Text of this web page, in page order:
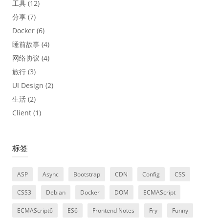
工具 (12)
分享 (7)
Docker (6)
睡前故事 (4)
网络协议 (4)
旅行 (3)
UI Design (2)
生活 (2)
Client (1)
标签
ASP Async Bootstrap CDN Config CSS
CSS3 Debian Docker DOM ECMAScript
ECMAScript6 ES6 Frontend Notes Fry Funny